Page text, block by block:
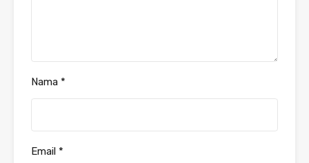
Nama *
Email *